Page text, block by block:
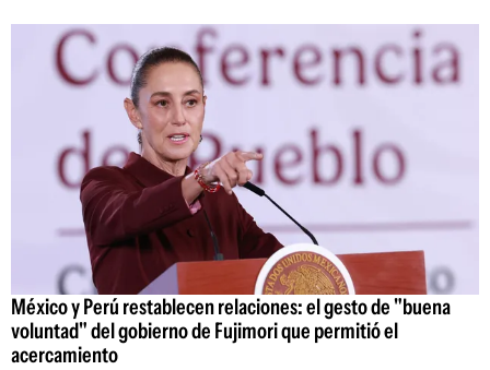
México y Perú restablecen relaciones: el gesto de "buena
voluntad" del gobierno de Fujimori que permitió el
acercamiento